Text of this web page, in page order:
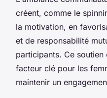
créent, comme le
la motivation, en
et de responsabilité
participants. Ce
facteur clé pour les
maintenir un